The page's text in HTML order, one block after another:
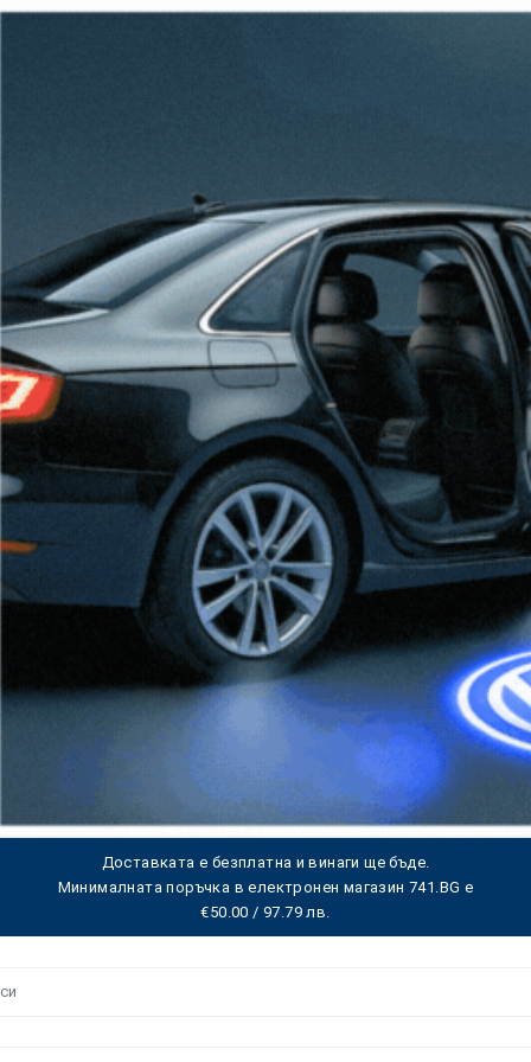
Доставката е безплатна и винаги ще бъде.
Минималната поръчка в електронен магазин 741.BG е
€50.00 / 97.79 лв.